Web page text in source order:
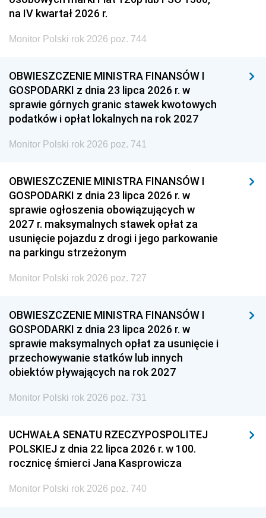
na IV kwartał 2026 r.
Monitor Polski rok 2026 poz. 744
OBWIESZCZENIE MINISTRA FINANSÓW I
GOSPODARKI z dnia 23 lipca 2026 r. w
sprawie górnych granic stawek kwotowych
podatków i opłat lokalnych na rok 2027
Monitor Polski rok 2026 poz. 741
OBWIESZCZENIE MINISTRA FINANSÓW I
GOSPODARKI z dnia 23 lipca 2026 r. w
sprawie ogłoszenia obowiązujących w
2027 r. maksymalnych stawek opłat za
usunięcie pojazdu z drogi i jego parkowanie
na parkingu strzeżonym
Monitor Polski rok 2026 poz. 727
OBWIESZCZENIE MINISTRA FINANSÓW I
GOSPODARKI z dnia 23 lipca 2026 r. w
sprawie maksymalnych opłat za usunięcie i
przechowywanie statków lub innych
obiektów pływających na rok 2027
Monitor Polski rok 2026 poz. 731
UCHWAŁA SENATU RZECZYPOSPOLITEJ
POLSKIEJ z dnia 22 lipca 2026 r. w 100.
rocznicę śmierci Jana Kasprowicza
Monitor Polski rok 2026 poz. 740